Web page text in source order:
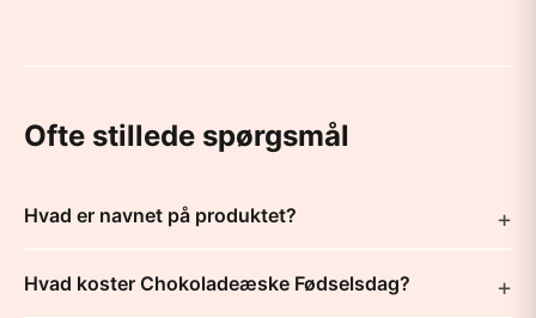
Ofte stillede spørgsmål
Hvad er navnet på produktet?
Hvad koster Chokoladeæske Fødselsdag?